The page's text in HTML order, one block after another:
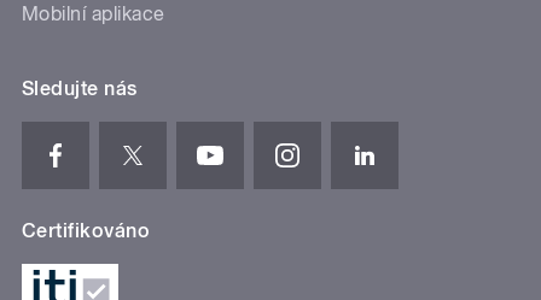
Mobilní aplikace
Sledujte nás
Certifikováno